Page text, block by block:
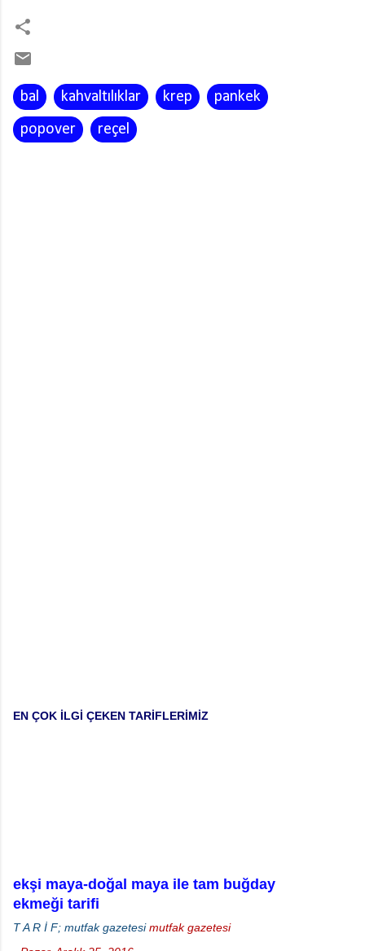
bal kahvaltılıklar krep
pankek
popover
reçel
EN ÇOK İLGİ ÇEKEN TARİFLERİMİZ
ekşi maya-doğal maya ile tam buğday
ekmeği tarifi
T A R İ F; mutfak gazetesi mutfak gazetesi